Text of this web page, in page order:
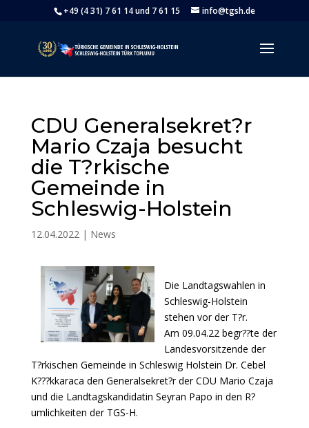
+49 (4 31) 7 61 14 und 7 61 15 info@tgsh.de
CDU Generalsekret?r
Mario Czaja besucht
die T?rkische
Gemeinde in
Schleswig-Holstein
12.04.2022| News
Die Landtagswahlen in
Schleswig-Holstein
stehen vor der T?r.
Am 09.04.22 begr??te der
Landesvorsitzende der
T?rkischen Gemeinde in Schleswig Holstein Dr. Cebel
K???kkaraca den Generalsekret?r der CDU Mario Czaja
und die Landtagskandidatin Seyran Papo in den R?
umlichkeiten der TGS-H.